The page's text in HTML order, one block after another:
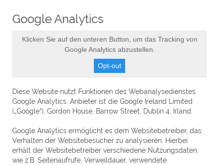
Google Analytics
Klicken Sie auf den unteren Button, um das Tracking von
Google Analytics abzustellen.
Opt-out
Diese Website nutzt Funktionen des Webanalysedienstes
Google Analytics. Anbieter ist die Google Ireland Limited
(„Google“), Gordon House, Barrow Street, Dublin 4, Irland.
Google Analytics ermöglicht es dem Websitebetreiber, das
Verhalten der Websitebesucher zu analysieren. Hierbei
erhält der Websitebetreiber verschiedene Nutzungsdaten,
wie z.B. Seitenaufrufe, Verweildauer, verwendete